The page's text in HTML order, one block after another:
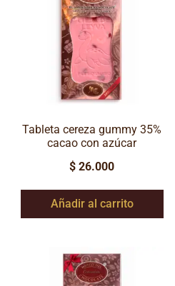
Tableta cereza gummy 35%
cacao con azúcar
$ 26.000
Añadir al carrito